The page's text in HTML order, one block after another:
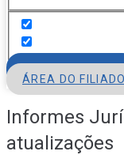
ÁREA DO FILIADO
Informes
atualizações